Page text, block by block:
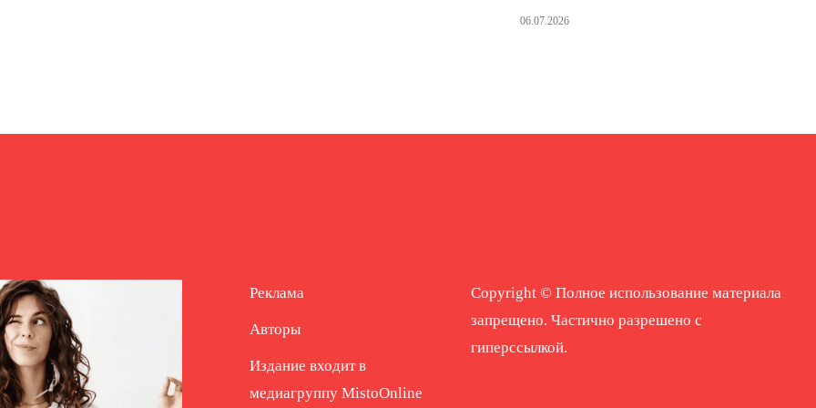
06.07.2026
Реклама
Авторы
Издание входит в
медиагруппу MistoOnline
Copyright © Полное использование материала
запрещено. Частично разрешено с
гиперссылкой.